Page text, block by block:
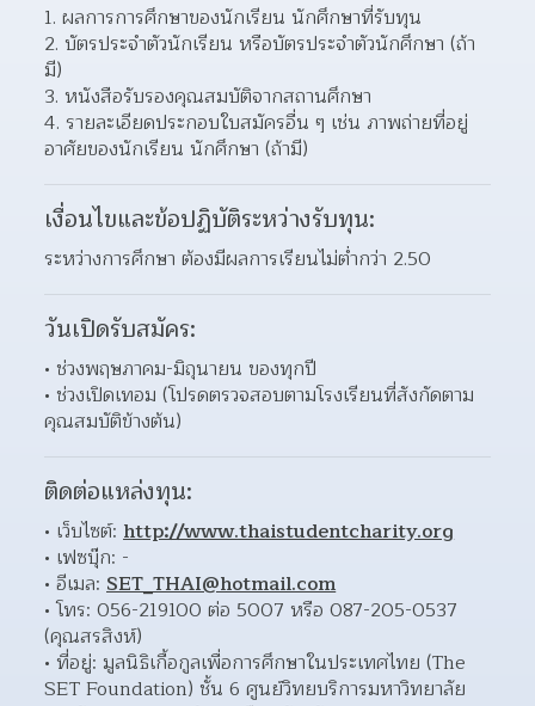
1. ผลการการศึกษาของนักเรียน นักศึกษาที่รับทุน
2. บัตรประจำตัวนักเรียน หรือบัตรประจำตัวนักศึกษา (ถ้า
มี)
3. หนังสือรับรองคุณสมบัติจากสถานศึกษา
4. รายละเอียดประกอบใบสมัครอื่น ๆ เช่น ภาพถ่ายที่อยู่
อาศัยของนักเรียน นักศึกษา (ถ้ามี)
เงื่อนไขและข้อปฏิบัติระหว่างรับทุน:
ระหว่างการศึกษา ต้องมีผลการเรียนไม่ต่ำกว่า 2.50
วันเปิดรับสมัคร:
ช่วงพฤษภาคม-มิถุนายน ของทุกปี
ช่วงเปิดเทอม (โปรดตรวจสอบตามโรงเรียนที่สังกัดตาม
คุณสมบัติข้างต้น)
ติดต่อแหล่งทุน:
เว็บไซต์: http://www.thaistudentcharity.org
เฟซบุ๊ก: -
อีเมล: SET_THAI@hotmail.com
โทร: 056-219100 ต่อ 5007 หรือ 087-205-0537
(คุณสรสิงห์)
ที่อยู่: มูลนิธิเกื้อกูลเพื่อการศึกษาในประเทศไทย (The
SET Foundation) ชั้น 6 ศูนย์วิทยบริการมหาวิทยาลัย